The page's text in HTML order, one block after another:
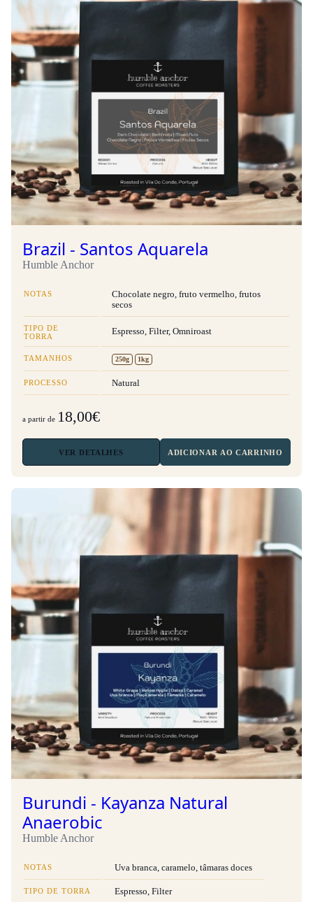
Brazil - Santos Aquarela
Humble Anchor
NOTAS
Chocolate negro, fruto vermelho, frutos
secos
TIPO DE
TORRA
Espresso, Filter, Omniroast
TAMANHOS 250g 1kg
PROCESSO Natural
a partir de 18,00€
VER DETALHES ADICIONAR AO CARRINHO
Burundi - Kayanza Natural
Anaerobic
Humble Anchor
NOTAS Uva branca, caramelo, tâmaras doces
TIPO DE TORRA Espresso, Filter